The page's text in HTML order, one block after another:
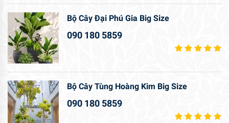
Bộ Cây Đại Phú Gia Big Size
090 180 5859
Bộ Cây Tùng Hoàng Kim Big Size
090 180 5859